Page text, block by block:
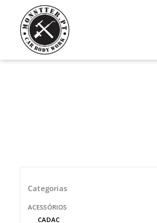
content
Categorias
ACESSÓRIOS
CADAC